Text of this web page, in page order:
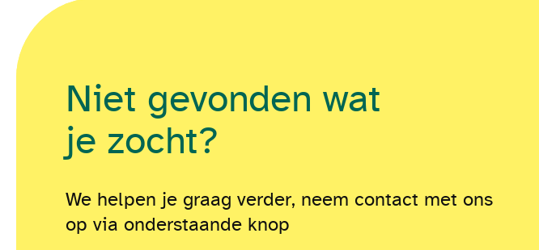
Niet gevonden wat
je zocht?
We helpen je graag verder, neem contact met ons
op via onderstaande knop